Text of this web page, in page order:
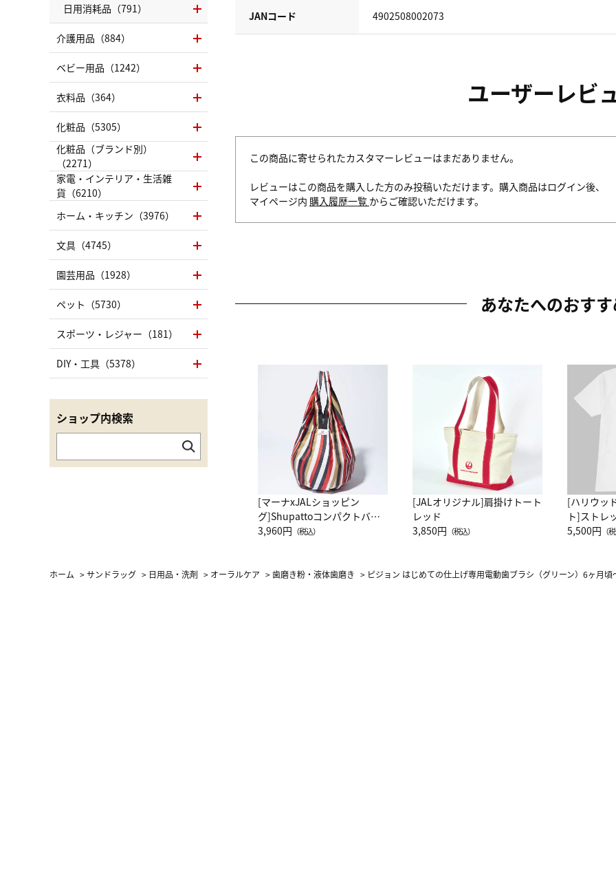
JANコード 4902508002073
ユーザーレビ
この商品に寄せられたカスタマーレビューはまだありません。
レビューはこの商品を購入した方のみ投稿いただけます。購入商品はログイン後、
マイページ内 購入履歴一覧 からご確認いただけます。
あなたへのおす
[マーナxJALショッピン
グ]Shupattoコンパクトバッ
グ Drop JAL客室乗務員
3,960円 （税込）
[JALオリジナル]肩掛けトート
レッド
3,850円 （税込）
[ハリウッ
ト]ストレ
ーネック
5,500円 （
日用消耗品（791）
介護用品（884）
ベビー用品（1242）
衣料品（364）
化粧品（5305）
化粧品（ブランド別）
（2271）
家電・インテリア・生活雑
貨（6210）
ホーム・キッチン（3976）
文具（4745）
園芸用品（1928）
ペット（5730）
スポーツ・レジャー（181）
DIY・工具（5378）
ショップ内検索
ホーム >サンドラッグ > 日用品・洗剤 > オーラルケア >歯磨き粉・液体歯磨き > ピジョン はじめての仕上げ専用電動歯ブラシ（グリーン）6ヶ月頃